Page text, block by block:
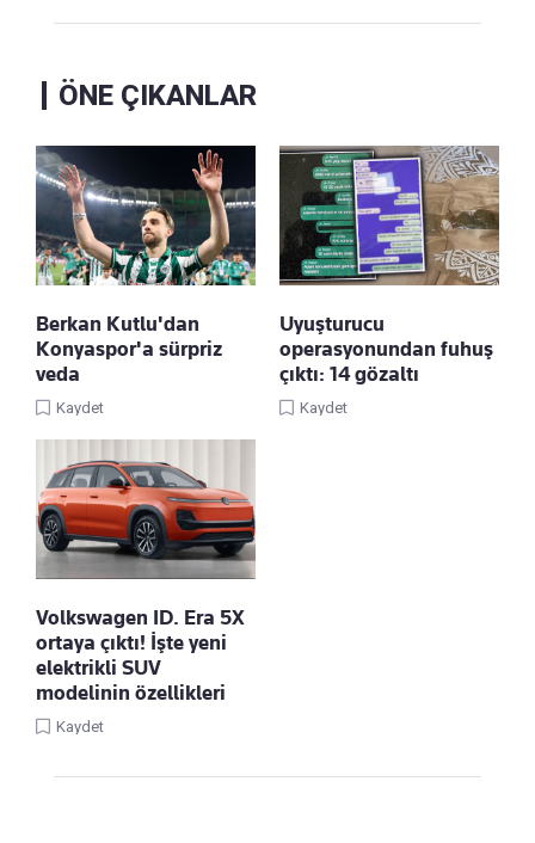
ÖNE ÇIKANLAR
Berkan Kutlu'dan
Konyaspor'a sürpriz
veda
Kaydet
Uyuşturucu
operasyonundan fuhuş
çıktı: 14 gözaltı
Kaydet
Volkswagen ID. Era 5X
ortaya çıktı! İşte yeni
elektrikli SUV
modelinin özellikleri
Kaydet